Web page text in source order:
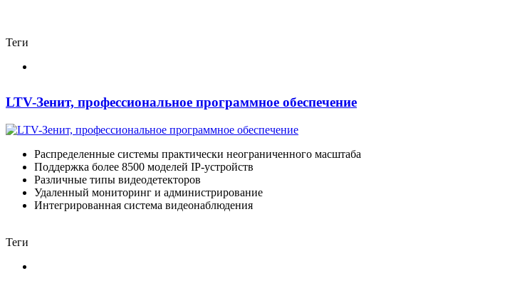
Теги
LTV-Зенит, профессиональное программное обеспечение
Распределенные системы практически неограниченного масштаба
Поддержка более 8500 моделей IP-устройств
Различные типы видеодетекторов
Удаленный мониторинг и администрирование
Интегрированная система видеонаблюдения
Теги